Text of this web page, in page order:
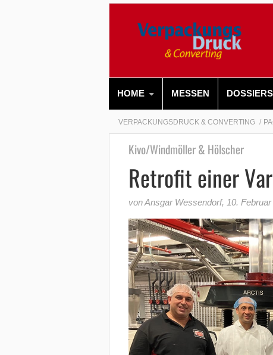
HOME MESSEN DOSSIERS
VERPACKUNGSDRUCK & CONVERTING
Kivo/Windmöller & Hölscher
Retrofit einer
von Ansgar Wessendorf, 10. Februar